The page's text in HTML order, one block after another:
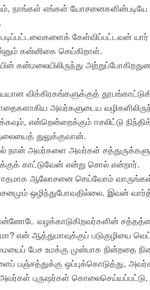
நாங்கள் எங்கள்
கேள்விப்பட்டவன் யார்
கன்னிகை செய்கிறாள்.
கன்மலையிலிருந்து
விக்கிரகங்களுக்குத்
அவர்களுடைய
என்றென்றைக்கும் ஈசலிட்டு
துலுக்குவான்.
நான் அவர்களை அவர்கள்
காட்டுவேன் என்று சொல் என்றார்.
ஆலோசனை செய்வோம் வாருங்கள்;
ஒழிந்துபோவதில்லை. இவன்
வழக்காடுகிறவர்களின்
என் ஆத்துமாவுக்குப் படுகுழியை
பேச உமக்கு முன்பாக நின்றதை
பஞ்சத்துக்கு ஒப்புக்கொடுத்து,
புருஷர்கள்